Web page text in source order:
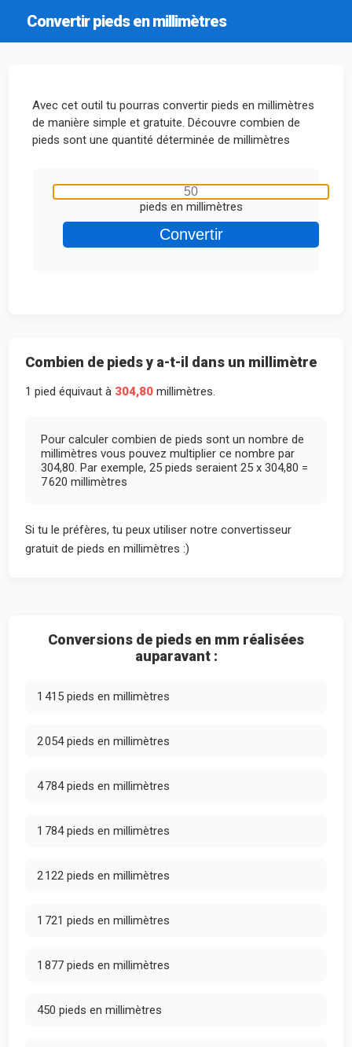
Convertir pieds en millimètres
Avec cet outil tu pourras convertir pieds en millimètres
de manière simple et gratuite. Découvre combien de
pieds sont une quantité déterminée de millimètres
pieds en millimètres
Combien de pieds y a-t-il dans un millimètre
1 pied équivaut à 304,80 millimètres.
Pour calculer combien de pieds sont un nombre de
millimètres vous pouvez multiplier ce nombre par
304,80. Par exemple, 25 pieds seraient 25 x 304,80 =
7 620 millimètres
Si tu le préfères, tu peux utiliser notre convertisseur
gratuit de pieds en millimètres :)
Conversions de pieds en mm réalisées
auparavant :
1 415 pieds en millimètres
2 054 pieds en millimètres
4 784 pieds en millimètres
1 784 pieds en millimètres
2 122 pieds en millimètres
1 721 pieds en millimètres
1 877 pieds en millimètres
450 pieds en millimètres